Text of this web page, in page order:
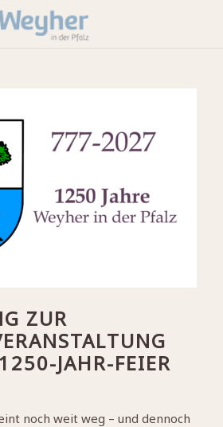
ZUR
JAHR-FEIER
noch weit weg – und dennoch